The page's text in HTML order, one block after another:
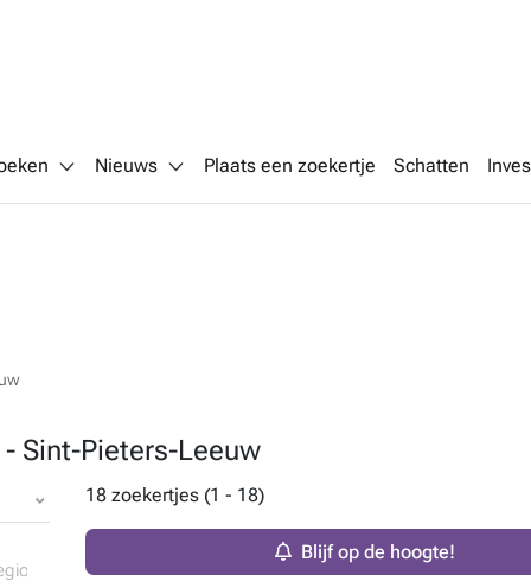
Nieuws Plaats een zoekertje Schatten
Sint-Pieters-Leeuw
18 zoekertjes (1 - 18)
Blijf op de hoogte!